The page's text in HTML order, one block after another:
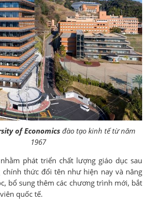
of Economicsđào tạo kinh tế từ năm
1967
phát triển chất lượng giáo dục sau
thức đổi tên như hiện nay và nâng
bổ sung thêm các chương trình mới, bắt
quốc tế.